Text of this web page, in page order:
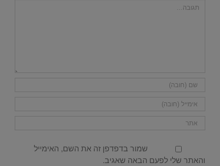
הערה
שמור בדפדפן זה את השם, האימייל
והאתר שלי לפעם הבאה שאגיב.